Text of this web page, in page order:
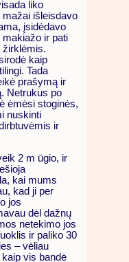
liko
mažai išleisdavo
įsidėdavo
makiažo ir pati
žirklėmis.
kaip
Tada
prašymą ir
Netrukus po
ėmėsi stoginės,
nuskinti
ir
2 m ūgio, ir
kai mums
kad ji per
jos
dėl dažnų
netekimo jos
ir paliko 30
– vėliau
vis bandė